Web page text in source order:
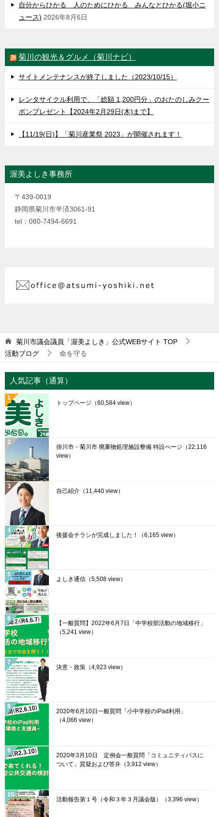
自分からひかる 人のためにひかる みんなとひかる(堀小ニ
ュース) 2026年8月6日
菊川の観光＆グルメ（菊川ナビ）
サイトメンテナンスが終了しました（2023/10/15）
レンタサイクル利用で、「総額 1,200円分」のおたのしみクー
ポンプレゼント【2024年2月29日(木)まで】
【11/19(日)】「菊川産業祭 2023」が開催されます！
渥美よしき事務所
〒439-0019
静岡県菊川市半済3061-91
tel：080-7494-6691
菊川市議会議員「渥美よしき」公式WEBサイト TOP
活動ブログ
命を守る
人気記事（通算）
トップページ （60,584 view）
掛川市・菊川市 廃棄物処理施設整備 特設ぺージ （22,116
view）
自己紹介 （11,440 view）
後援会チラシが完成しました！ （6,165 view）
よしき通信 （5,508 view）
【一般質問】2022年6月7日「中学校部活動の地域移行」
（5,241 view）
決意・政策 （4,923 view）
2020年6月10日一般質問「小中学校のiPad利用」
（4,066 view）
2020年3月10日 定例会一般質問「コミュニティバスに
ついて」質疑および答弁 （3,912 view）
活動報告第１号（令和３年３月議会版） （3,396 view）